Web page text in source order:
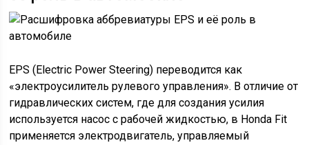
EPS (Electric Power Steering) переводится как
«электроусилитель рулевого управления». В отличие от
гидравлических систем, где для создания усилия
используется насос с рабочей жидкостью, в Honda Fit
применяется электродвигатель, управляемый